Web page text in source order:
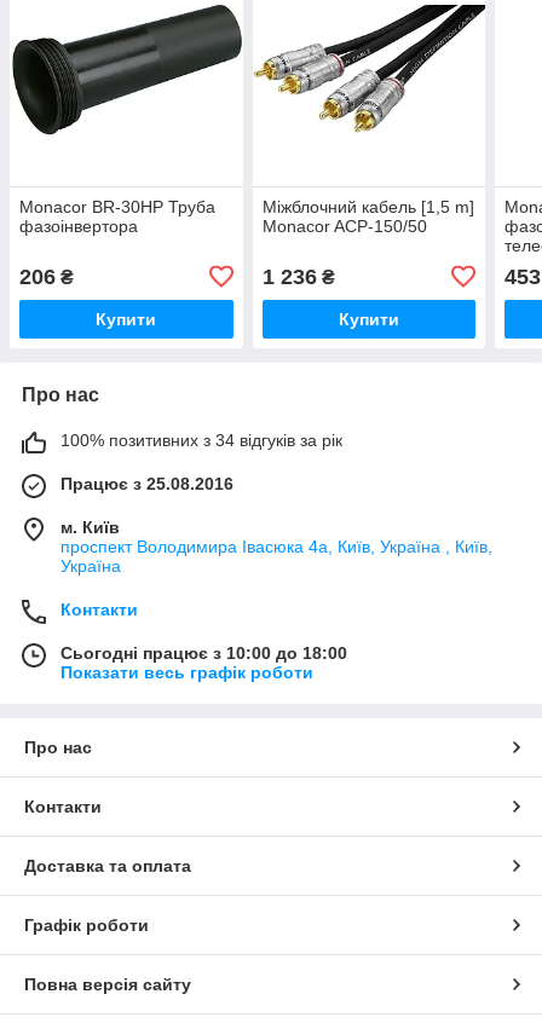
Monacor BR-30HP Труба
фазоінвертора
206 ₴
Купити
Міжблочний кабель [1,5 m]
Monacor ACP-150/50
1 236₴
Купити
453
Про нас
100% позитивних з 34 відгуків за рік
Працює з 25.08.2016
м. Київ
проспект Володимира Івасюка 4а, Київ, Україна , Київ,
Україна
Контакти
Сьогодні працює з 10:00 до 18:00
Показати весь графік роботи
Про нас
Контакти
Доставка та оплата
Графік роботи
Повна версія сайту